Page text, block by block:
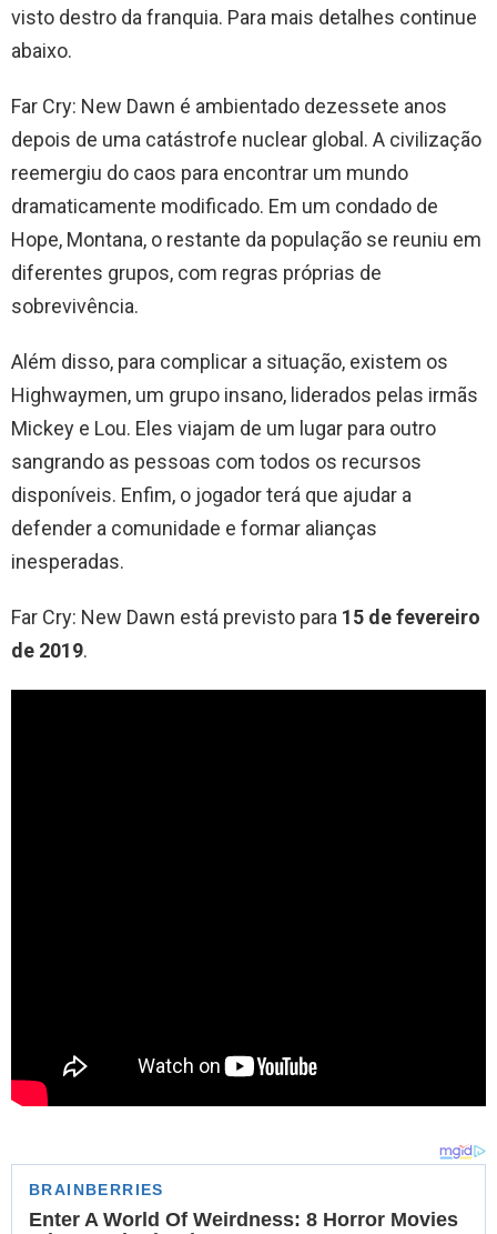
visto destro da franquia. Para mais detalhes continue
abaixo.
Far Cry: New Dawn é ambientado dezessete anos
depois de uma catástrofe nuclear global. A civilização
reemergiu do caos para encontrar um mundo
dramaticamente modificado. Em um condado de
Hope, Montana, o restante da população se reuniu em
diferentes grupos, com regras próprias de
sobrevivência.
Além disso, para complicar a situação, existem os
Highwaymen, um grupo insano, liderados pelas irmãs
Mickey e Lou. Eles viajam de um lugar para outro
sangrando as pessoas com todos os recursos
disponíveis. Enfim, o jogador terá que ajudar a
defender a comunidade e formar alianças
inesperadas.
Far Cry: New Dawn está previsto para 15 de fevereiro
de 2019.